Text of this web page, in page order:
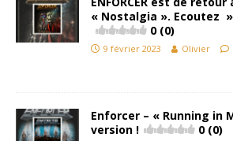
« Nostalgia ». Ecoutez
0 (0)
9 février 2023 Olivier
Enforcer – « Running in
version !
0 (0)